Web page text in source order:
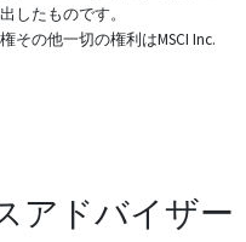
したものです。
その他一切の権利はMSCI Inc.
アドバイザー